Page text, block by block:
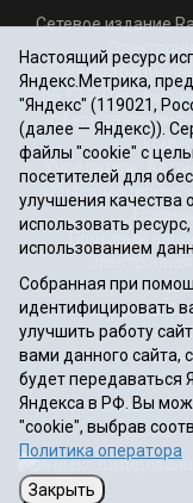
Сетевое издание
06.12.2016г.,
сфере связи,
Учредитель:
«Информационно-
Почтовый
Телефоны 8
При использовании
Настоящий ресурс
Яндекс.Метрика,
"Яндекс" (119021,
(далее — Яндекс)).
файлы "cookie" с
посетителей для
улучшения качества
использовать
использованием
Собранная при
идентифицировать
улучшить работу
вами данного сайта,
будет передаваться
Яндекса в РФ. Вы
"cookie", выбрав
Политика оператора
Закрыть